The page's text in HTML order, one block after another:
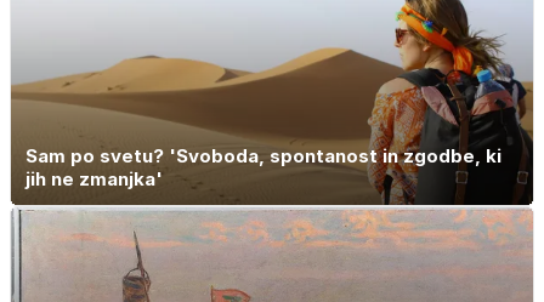
Sam po svetu? 'Svoboda, spontanost in zgodbe, ki
jih ne zmanjka'